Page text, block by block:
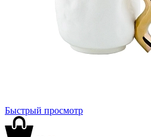
Быстрый просмотр